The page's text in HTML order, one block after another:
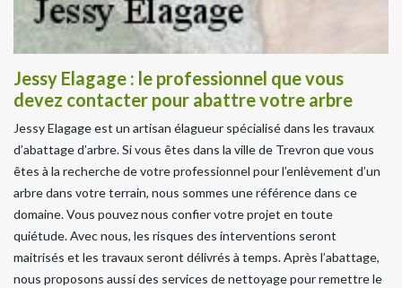
Jessy Elagage : le professionnel que vous
devez contacter pour abattre votre arbre
Jessy Elagage est un artisan élagueur spécialisé dans les travaux
d’abattage d’arbre. Si vous êtes dans la ville de Trevron que vous
êtes à la recherche de votre professionnel pour l’enlèvement d’un
arbre dans votre terrain, nous sommes une référence dans ce
domaine. Vous pouvez nous confier votre projet en toute
quiétude. Avec nous, les risques des interventions seront
maitrisés et les travaux seront délivrés à temps. Après l’abattage,
nous proposons aussi des services de nettoyage pour remettre le